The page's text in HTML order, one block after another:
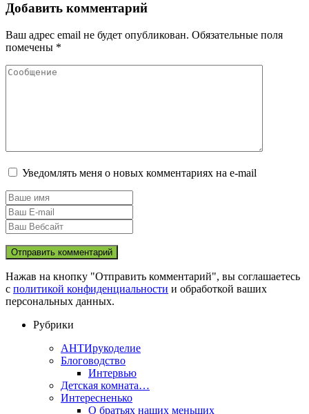
Добавить комментарий
Ваш адрес email не будет опубликован. Обязательные поля
помечены *
Уведомлять меня о новых комментариях на e-mail
Нажав на кнопку "Отправить комментарий", вы соглашаетесь
с политикой конфиденциальности и обработкой ваших
персональных данных.
Рубрики
АНТИрукоделие
Блоговодство
Интервью
Детская комната…
Интересненько
О братьях наших меньших